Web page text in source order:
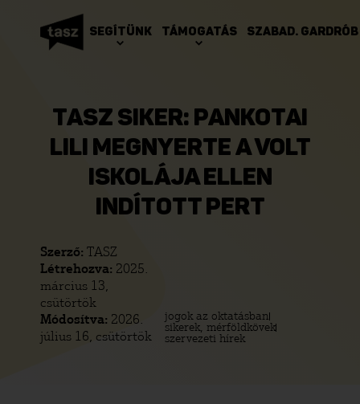
SEGÍTÜNK TÁMOGATÁS SZABAD. GARDRÓB
TASZ SIKER: PANKOTAI
LILI MEGNYERTE A VOLT
ISKOLÁJA ELLEN
INDÍTOTT PERT
Szerző: TASZ
Létrehozva: 2025.
március 13,
csütörtök
Módosítva: 2026.
július 16, csütörtök
jogok az oktatásban
sikerek, mérföldkövek
szervezeti hírek